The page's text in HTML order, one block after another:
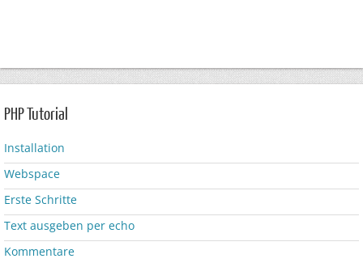
PHP Tutorial
Installation
Webspace
Erste Schritte
Text ausgeben per echo
Kommentare